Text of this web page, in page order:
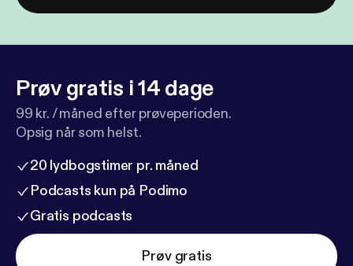
Prøv gratis i 14 dage
99 kr. / måned efter prøveperioden.
Opsig når som helst.
20 lydbogstimer pr. måned
Podcasts kun på Podimo
Gratis podcasts
Prøv gratis